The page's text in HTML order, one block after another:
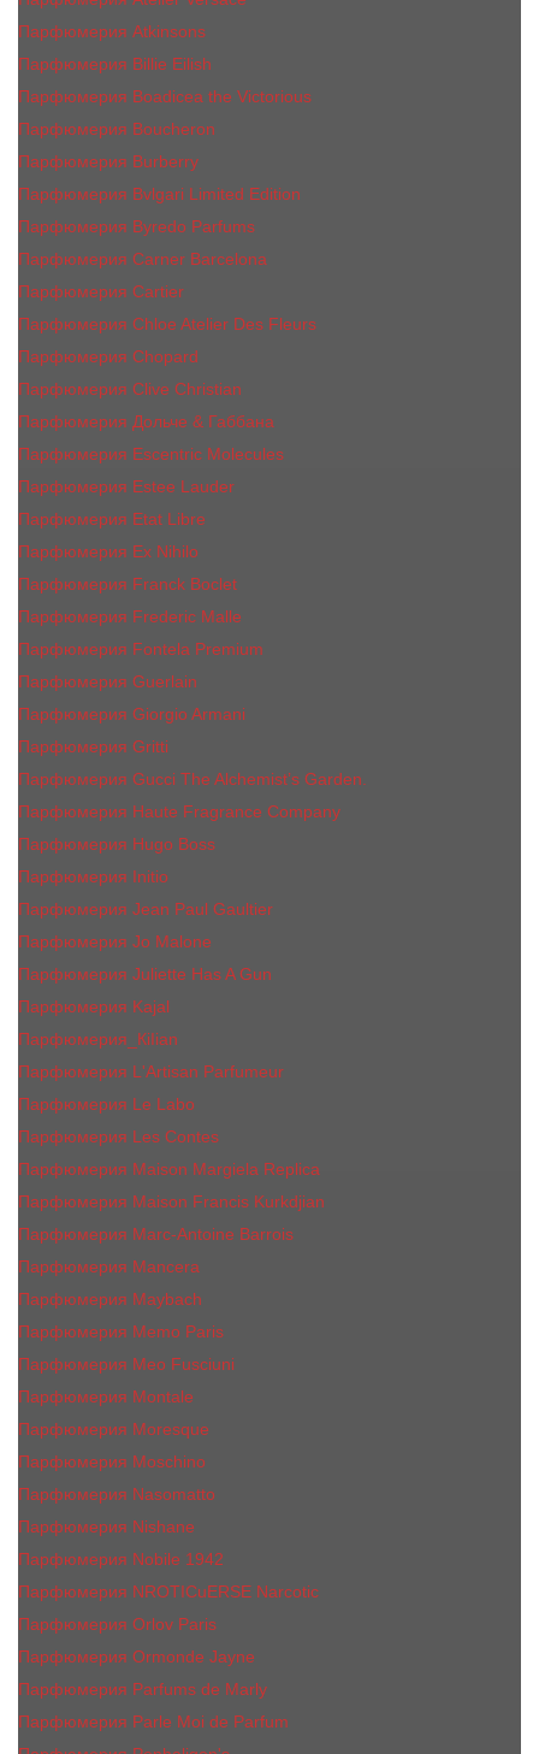
Парфюмерия Atkinsons
Парфюмерия Billie Eilish
Парфюмерия Boadicea the Victorious
Парфюмерия Boucheron
Парфюмерия Burberry
Парфюмерия Bvlgari Limited Edition
Парфюмерия Byredo Parfums
Парфюмерия Carner Barcelona
Парфюмерия Cartier
Парфюмерия Chloe Atelier Des Fleurs
Парфюмерия Сhopard
Парфюмерия Clive Christian
Парфюмерия Дольче & Габбана
Парфюмерия Escentric Molecules
Парфюмерия Estee Lаudеr
Парфюмерия Etat Libre
Парфюмерия Ex Nihilo
Парфюмерия Franck Boclet
Парфюмерия Frеderic Mаlle
Парфюмерия Fontela Premium
Парфюмерия Guerlain
Парфюмерия Giorgio Armani
Парфюмерия Gritti
Парфюмерия Gucci The Alchemist’s Garden.
Парфюмерия Haute Fragrance Company
Парфюмерия Hugo Boss
Парфюмерия Initio
Парфюмерия Jean Paul Gaultier
Парфюмерия Jо Malоnе
Парфюмерия Juliette Has A Gun
Парфюмерия Kajal
Парфюмерия_КiIiаn
Парфюмерия L'Artisan Parfumeur
Парфюмерия Le Labo
Парфюмерия Les Contes
Парфюмерия Maison Margiela Replica
Парфюмерия Maison Francis Kurkdjian
Парфюмерия Marc-Antoine Barrois
Парфюмерия Mancera
Парфюмерия Maybach
Парфюмерия Memo Paris
Парфюмерия Meo Fusciuni
Парфюмерия Montale
Парфюмерия Moresque
Парфюмерия Moschino
Парфюмерия Nasomatto
Парфюмерия Nishane
Парфюмерия Nobile 1942
Парфюмерия NROTICuERSE Narcotic
Парфюмерия Orlov Paris
Парфюмерия Ormonde Jayne
Парфюмерия Parfums de Marly
Парфюмерия Parle Moi de Parfum